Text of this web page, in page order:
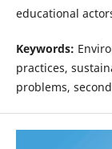
educational
Keywords:
practices,
problems,